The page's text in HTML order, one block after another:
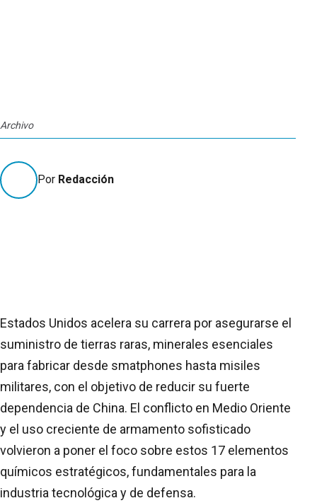
Archivo
Por Redacción
Estados Unidos acelera su carrera por asegurarse el
suministro de tierras raras, minerales esenciales
para fabricar desde smatphones hasta misiles
militares, con el objetivo de reducir su fuerte
dependencia de China. El conflicto en Medio Oriente
y el uso creciente de armamento sofisticado
volvieron a poner el foco sobre estos 17 elementos
químicos estratégicos, fundamentales para la
industria tecnológica y de defensa.